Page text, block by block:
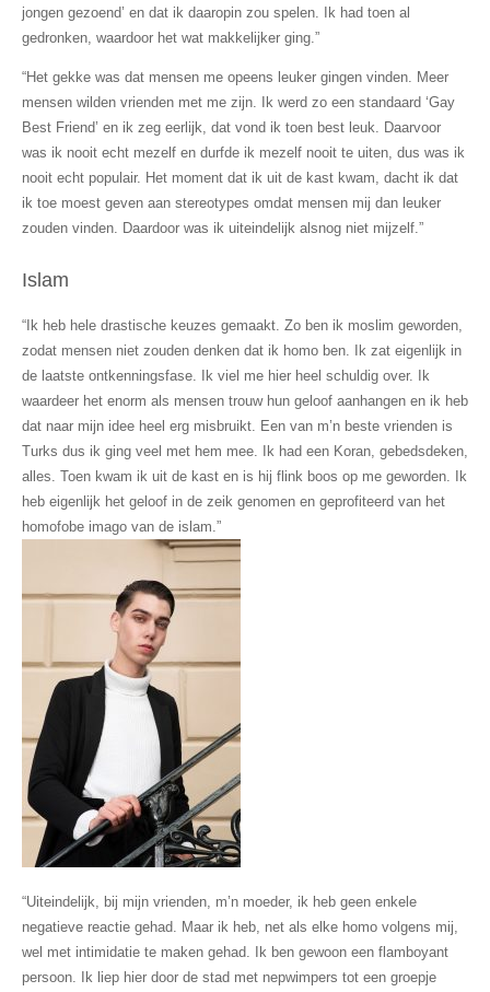
jongen gezoend’ en dat ik daaropin zou spelen. Ik had toen al
gedronken, waardoor het wat makkelijker ging.”
“Het gekke was dat mensen me opeens leuker gingen vinden. Meer
mensen wilden vrienden met me zijn. Ik werd zo een standaard ‘Gay
Best Friend’ en ik zeg eerlijk, dat vond ik toen best leuk. Daarvoor
was ik nooit echt mezelf en durfde ik mezelf nooit te uiten, dus was ik
nooit echt populair. Het moment dat ik uit de kast kwam, dacht ik dat
ik toe moest geven aan stereotypes omdat mensen mij dan leuker
zouden vinden. Daardoor was ik uiteindelijk alsnog niet mijzelf.”
Islam
“Ik heb hele drastische keuzes gemaakt. Zo ben ik moslim geworden,
zodat mensen niet zouden denken dat ik homo ben. Ik zat eigenlijk in
de laatste ontkenningsfase. Ik viel me hier heel schuldig over. Ik
waardeer het enorm als mensen trouw hun geloof aanhangen en ik heb
dat naar mijn idee heel erg misbruikt. Een van m’n beste vrienden is
Turks dus ik ging veel met hem mee. Ik had een Koran, gebedsdeken,
alles. Toen kwam ik uit de kast en is hij flink boos op me geworden. Ik
heb eigenlijk het geloof in de zeik genomen en geprofiteerd van het
homofobe imago van de islam.”
“Uiteindelijk, bij mijn vrienden, m’n moeder, ik heb geen enkele
negatieve reactie gehad. Maar ik heb, net als elke homo volgens mij,
wel met intimidatie te maken gehad. Ik ben gewoon een flamboyant
persoon. Ik liep hier door de stad met nepwimpers tot een groepje